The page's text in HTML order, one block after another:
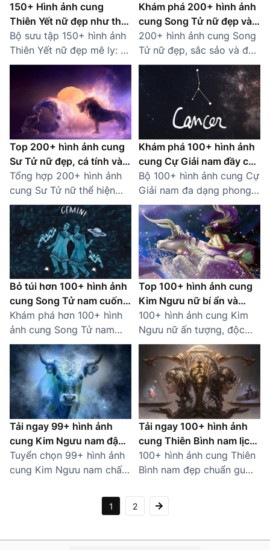
150+ Hình ảnh cung
Thiên Yết nữ đẹp như thơ,
đậm chất nữ thần
Bộ sưu tập 150+ hình ảnh
Thiên Yết nữ đẹp mê ly: từ
visual sắc sảo đến thần
thái lạnh như sương.
Chuẩn khí chất nữ chính
ngôn tình!
Khám phá 200+ hình ảnh
cung Song Tử nữ đẹp và
bí ẩn
200+ hình ảnh cung Song
Tử nữ đẹp, sắc sảo và đầy
năng lượng. Tải miễn phí
và thể hiện phong cách
hoàng đạo của bạn ngay!
Top 200+ hình ảnh cung
Sư Tử nữ đẹp, cá tính và
quyền lực
Tổng hợp 200+ hình ảnh
cung Sư Tử nữ thể hiện
trọn vẹn nét đẹp kiêu
hãnh, mạnh mẽ và luôn
biết cách tỏa sáng trong
mọi hoàn cảnh
Khám phá 100+ hình ảnh
cung Cự Giải nam đầy cá
tính
Bộ 100+ hình ảnh cung Cự
Giải nam đa dạng phong
cách: từ nghệ thuật, cá
tính đến dễ thương dành
riêng cho các chàng trai
tháng 6–7.
Bỏ túi hơn 100+ hình ảnh
cung Song Tử nam cuốn
hút
Khám phá hơn 100+ hình
ảnh cung Song Tử nam
đẹp, lạnh lùng và đầy trí
tuệ. Sưu tầm hình ảnh chất
lượng cao và miễn phí tải
về!
Top 100+ hình ảnh cung
Kim Ngưu nữ bí ẩn và
quyến rũ
100+ hình ảnh cung Kim
Ngưu nữ ấn tượng, độc
đáo với chất lượng cao.
Phù hợp làm avatar, hình
nền hoặc đăng mạng xã
hội.
Tải ngay 99+ hình ảnh
cung Kim Ngưu nam đậm
chất nghệ thuật
Tuyển chọn 99+ hình ảnh
cung Kim Ngưu nam chất
cách: nghệ thuật, anime,
tối giản. Tải miễn phí
Tải ngay 100+ hình ảnh
cung Thiên Bình nam lịch
lãm, tinh tế
100+ hình ảnh cung Thiên
Bình nam đẹp chuẩn gu
và hài hòa, lý tưởng cho
người yêu thích hoàng
1 2